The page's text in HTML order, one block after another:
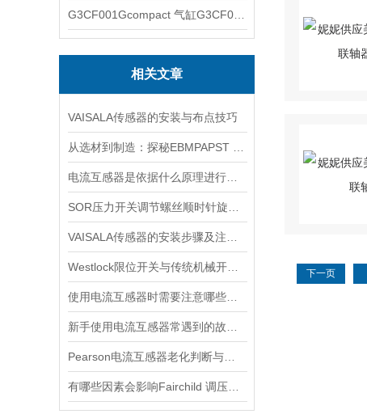
相关文章
VAISALA传感器的安装与布点技巧
下一页